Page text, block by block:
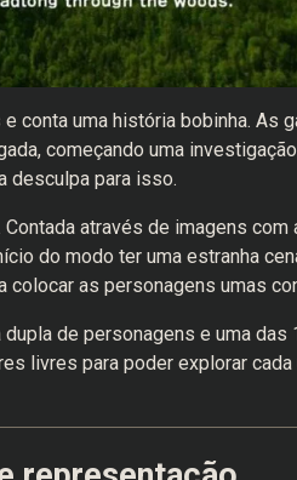
conta uma história bobinha. As
começando uma
desculpa para isso.
através de imagens com
do modo ter uma estranha
as personagens umas
de personagens e uma das
livres para poder explorar